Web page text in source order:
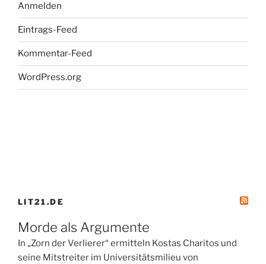
Anmelden
Eintrags-Feed
Kommentar-Feed
WordPress.org
LIT21.DE
Morde als Argumente
In „Zorn der Verlierer“ ermitteln Kostas Charitos und
seine Mitstreiter im Universitätsmilieu von